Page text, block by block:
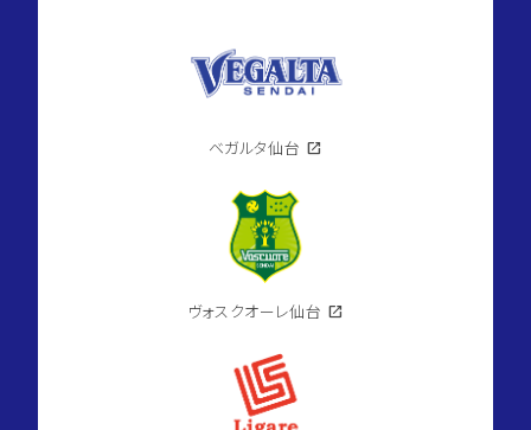
ベガルタ仙台 open_in_new
ヴォスクオーレ仙台 open_in_new